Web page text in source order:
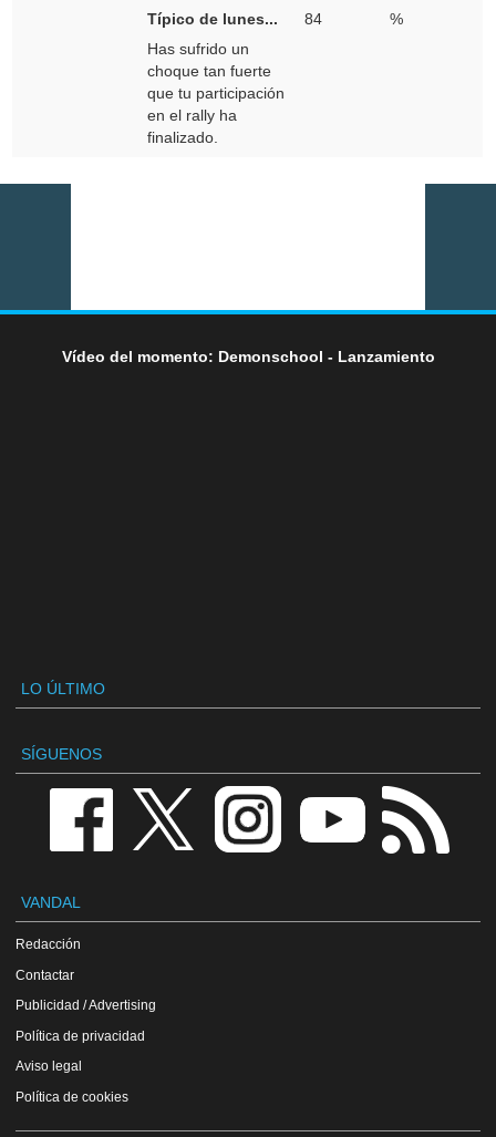
Típico de lunes...
Has sufrido un
choque tan fuerte
que tu participación
en el rally ha
finalizado.
84 %
Vídeo del momento: Demonschool - Lanzamiento
LO ÚLTIMO
SÍGUENOS
VANDAL
Redacción
Contactar
Publicidad / Advertising
Política de privacidad
Aviso legal
Política de cookies